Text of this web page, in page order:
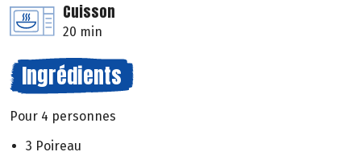
Cuisson
20 min
Ingrédients
Pour 4 personnes
3 Poireau